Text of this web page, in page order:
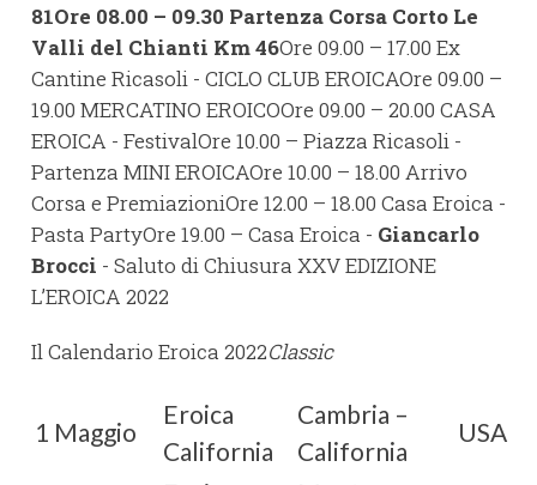
81Ore 08.00 – 09.30 Partenza Corsa Corto Le
Valli del Chianti Km 46Ore 09.00 – 17.00 Ex
Cantine Ricasoli - CICLO CLUB EROICAOre 09.00 –
19.00 MERCATINO EROICOOre 09.00 – 20.00 CASA
EROICA - FestivalOre 10.00 – Piazza Ricasoli -
Partenza MINI EROICAOre 10.00 – 18.00 Arrivo
Corsa e PremiazioniOre 12.00 – 18.00 Casa Eroica -
Pasta PartyOre 19.00 – Casa Eroica - Giancarlo
Brocci - Saluto di Chiusura XXV EDIZIONE
L’EROICA 2022
Il Calendario Eroica 2022Classic
1 Maggio
Eroica
California
Cambria –
California
USA